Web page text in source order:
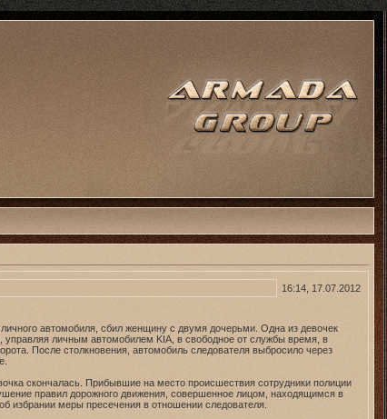
16:14, 17.07.2012
автомобиля, сбил женщину с двумя дочерьми. Одна из девочек
личным автомобилем KIA, в свободное от службы время, в
После столкновения, автомобиль следователя выбросило через
скончалась. Прибывшие на место происшествия сотрудники полиции
правил дорожного движения, совершенное лицом, находящимся в
избрании меры пресечения в отношении следователя.